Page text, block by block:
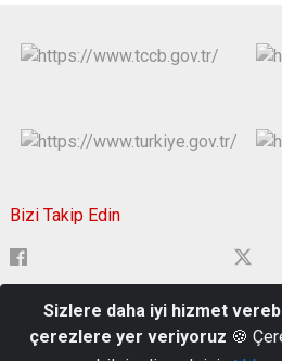
Bizi Takip Edin
Çavuşbey Mahallesi, Hükümet Cad.
0284 213 91
Sizlere daha iyi hizmet
çerezlere yer veriyoruz 🍪